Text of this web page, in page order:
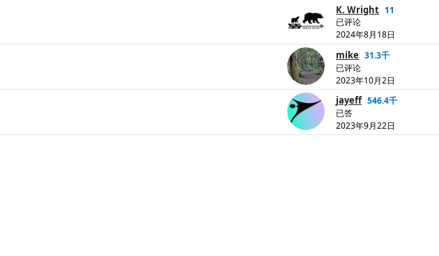
K. Wright 11
已评论
2024年8月18日
mike 31.3千
已评论
2023年10月2日
jayeff 546.4千
已答
2023年9月22日